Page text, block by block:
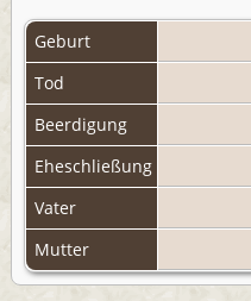
Geburt
Tod
Beerdigung
Eheschließung
Vater
Mutter